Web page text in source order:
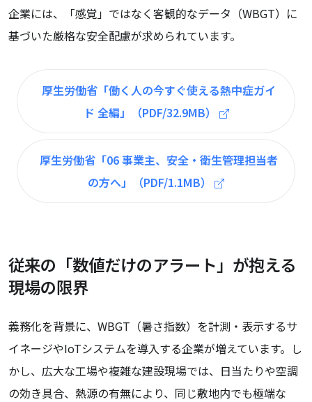
企業には、「感覚」ではなく客観的なデータ（WBGT）に
基づいた厳格な安全配慮が求められています。
厚生労働省「働く人の今すぐ使える熱中症ガイ
ド 全編」（PDF/32.9MB）
厚生労働省「06 事業主、安全・衛生管理担当者
の方へ」（PDF/1.1MB）
従来の「数値だけのアラート」が抱える
現場の限界
義務化を背景に、WBGT（暑さ指数）を計測・表示するサ
イネージやIoTシステムを導入する企業が増えています。し
かし、広大な工場や複雑な建設現場では、日当たりや空調
の効き具合、熱源の有無により、同じ敷地内でも極端な